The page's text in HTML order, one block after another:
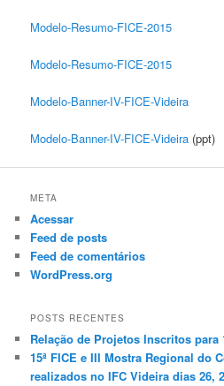
Modelo-Resumo-FICE-2015
Modelo-Resumo-FICE-2015
Modelo-Banner-IV-FICE-Videira
Modelo-Banner-IV-FICE-Videira (ppt)
META
Acessar
Feed de posts
Feed de comentários
WordPress.org
POSTS RECENTES
Relação de Projetos Inscritos para
15ª FICE e III Mostra Regional do
realizados no IFC Videira dias 26,